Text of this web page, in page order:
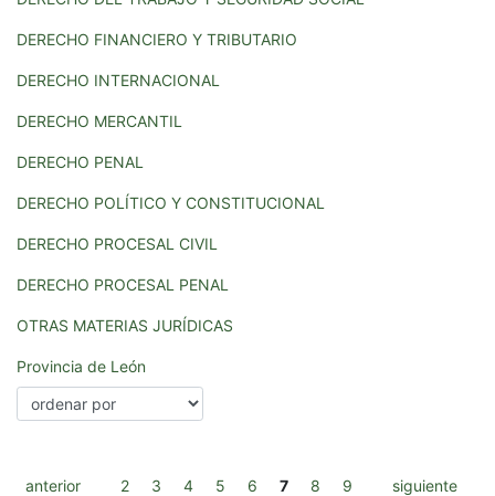
DERECHO FINANCIERO Y TRIBUTARIO
DERECHO INTERNACIONAL
DERECHO MERCANTIL
DERECHO PENAL
DERECHO POLÍTICO Y CONSTITUCIONAL
DERECHO PROCESAL CIVIL
DERECHO PROCESAL PENAL
OTRAS MATERIAS JURÍDICAS
Provincia de León
anterior 2 3 4 5 6 7 8 9 siguiente